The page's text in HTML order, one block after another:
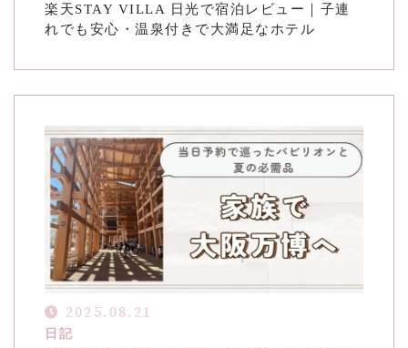
楽天STAY VILLA 日光で宿泊レビュー｜子連
れでも安心・温泉付きで大満足なホテル
2025.08.21
日記